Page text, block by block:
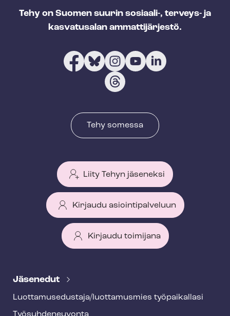
Tehy on Suomen suurin sosiaali-, terveys- ja
kasvatusalan ammattijärjestö.
Tehy somessa
Liity Tehyn jäseneksi
Kirjaudu asiointipalveluun
Kirjaudu toimijana
e
Jäsenedut
Luot­ta­muse­dus­ta­ja/luottamusmies työpaikallasi